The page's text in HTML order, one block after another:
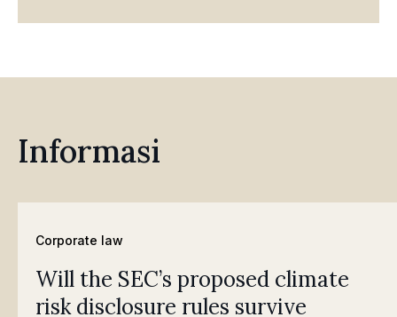
Informasi
Corporate law
Will the SEC’s proposed climate
risk disclosure rules survive